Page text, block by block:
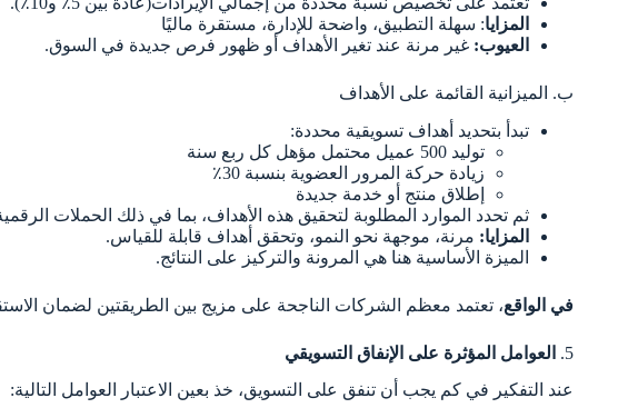
المزايا: سهلة التطبيق، واضحة للإدارة، مستقرة ماليًا
العيوب: غير مرنة عند تغير الأهداف أو ظهور فرص جديدة في السوق.
ب. الميزانية القائمة على الأهداف
تبدأ بتحديد أهداف تسويقية محددة:
توليد 500 عميل محتمل مؤهل كل ربع سنة
زيادة حركة المرور العضوية بنسبة 30٪
إطلاق منتج أو خدمة جديدة
ثم تحدد الموارد المطلوبة لتحقيق هذه الأهداف، بما في ذلك الحملات
المزايا: مرنة، موجهة نحو النمو، وتحقق أهداف قابلة للقياس.
الميزة الأساسية هنا هي المرونة والتركيز على النتائج.
في الواقع، تعتمد معظم الشركات الناجحة على مزيج بين الطريقتين لضمان
5.
العوامل المؤثرة على الإنفاق التسويقي
عند التفكير في كم يجب أن تنفق على التسويق، خذ بعين الاعتبار العوامل التالية: